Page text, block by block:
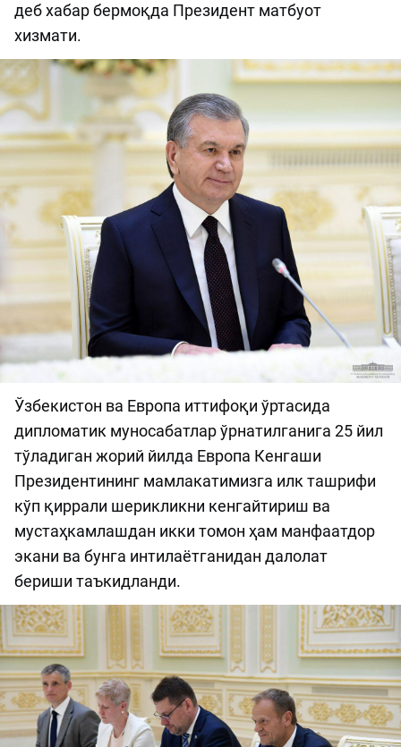
деб хабар бермоқда Президент матбуот
хизмати.
Ўзбекистон ва Европа иттифоқи ўртасида
дипломатик муносабатлар ўрнатилганига 25 йил
тўладиган жорий йилда Европа Кенгаши
Президентининг мамлакатимизга илк ташрифи
кўп қиррали шерикликни кенгайтириш ва
мустаҳкамлашдан икки томон ҳам манфаатдор
экани ва бунга интилаётганидан далолат
бериши таъкидланди.